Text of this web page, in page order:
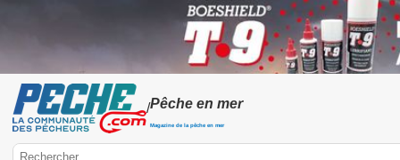
/Pêche en mer
Magazine de la pêche en mer